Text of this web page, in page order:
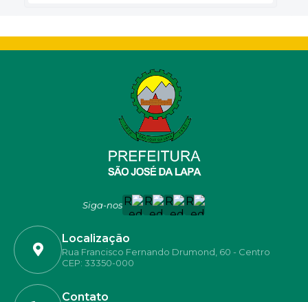
Siga-nos
Localização
Rua Francisco Fernando Drumond, 60 - Centro
CEP: 33350-000
Contato